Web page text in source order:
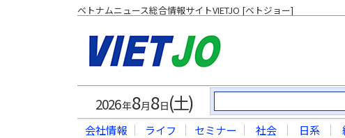
ベトナムニュース総合情報サイトVIETJO [ベトジョー]
2026年8月8日(土)
会社情報 ライフ セミナー 社会 日系